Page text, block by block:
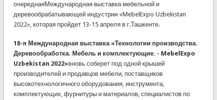
очереднаяМеждународная выставка мебельной и
деревообрабатывающей индустрии «MebelExpo Uzbekistan
2022», которая пройдет 13-15 апреля в г.Ташкенте.
18-я Международная выставка «Технологии производства.
Деревообработка. Мебель и комплектующие. - MebelExpo
Uzbekistan 2022»вновь соберет под одной крышей
производителей и продавцов мебели, поставщиков
высокотехнологичного оборудования, инструмента,
комплектующих, фурнитуры и материалов, специалистов по